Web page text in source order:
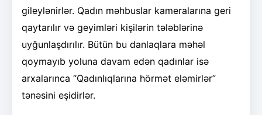
gileylənirlər. Qadın məhbuslar kameralarına geri
qaytarılır və geyimləri kişilərin tələblərinə
uyğunlaşdırılır. Bütün bu danlaqlara məhəl
qoymayıb yoluna davam edən qadınlar isə
arxalarınca “Qadınlıqlarına hörmət eləmirlər”
tənəsini eşidirlər.